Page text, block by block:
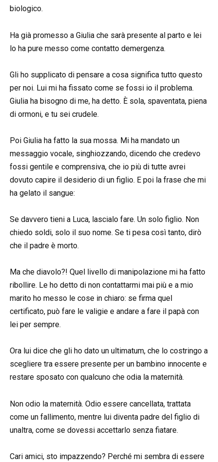
biologico.
Ha già promesso a Giulia che sarà presente al parto e lei
lo ha pure messo come contatto demergenza.
Gli ho supplicato di pensare a cosa significa tutto questo
per noi. Lui mi ha fissato come se fossi io il problema.
Giulia ha bisogno di me, ha detto. È sola, spaventata, piena
di ormoni, e tu sei crudele.
Poi Giulia ha fatto la sua mossa. Mi ha mandato un
messaggio vocale, singhiozzando, dicendo che credevo
fossi gentile e comprensiva, che io più di tutte avrei
dovuto capire il desiderio di un figlio. E poi la frase che mi
ha gelato il sangue:
Se davvero tieni a Luca, lascialo fare. Un solo figlio. Non
chiedo soldi, solo il suo nome. Se ti pesa così tanto, dirò
che il padre è morto.
Ma che diavolo?! Quel livello di manipolazione mi ha fatto
ribollire. Le ho detto di non contattarmi mai più e a mio
marito ho messo le cose in chiaro: se firma quel
certificato, può fare le valigie e andare a fare il papà con
lei per sempre.
Ora lui dice che gli ho dato un ultimatum, che lo costringo a
scegliere tra essere presente per un bambino innocente e
restare sposato con qualcuno che odia la maternità.
Non odio la maternità. Odio essere cancellata, trattata
come un fallimento, mentre lui diventa padre del figlio di
unaltra, come se dovessi accettarlo senza fiatare.
Cari amici, sto impazzendo? Perché mi sembra di essere